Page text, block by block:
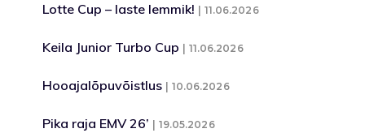
Lotte Cup – laste lemmik! 11.06.2026
Keila Junior Turbo Cup 11.06.2026
Hooajalõpuvõistlus 10.06.2026
Pika raja EMV 26’ 19.05.2026